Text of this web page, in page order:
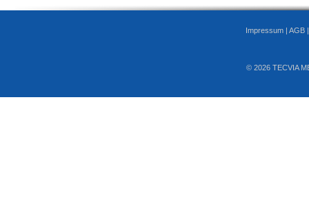
Impressum | AGB
© 2026 TECVIA